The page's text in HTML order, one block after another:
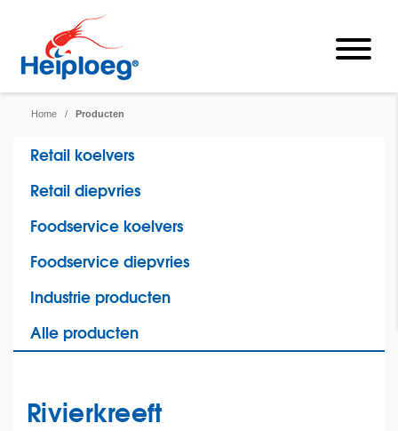
Home / Producten
Retail koelvers
Retail diepvries
Foodservice koelvers
Foodservice diepvries
Industrie producten
Alle producten
Rivierkreeft